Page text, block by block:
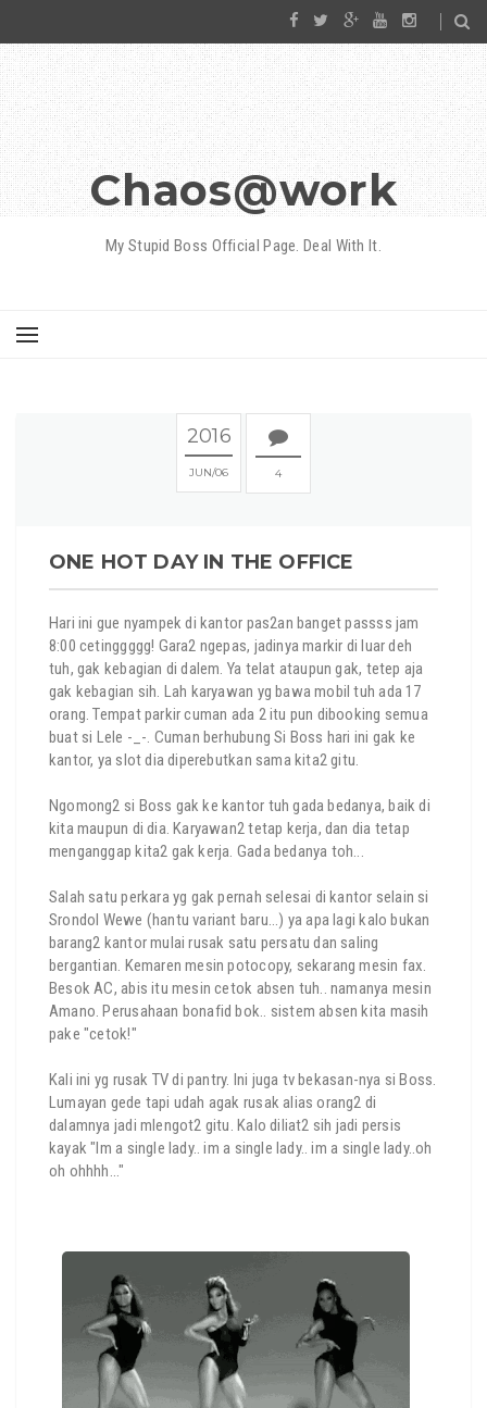
Chaos@work
My Stupid Boss Official Page. Deal With It.
2016
JUN 06 4
ONE HOT DAY IN THE OFFICE
Hari ini gue nyampek di kantor pas2an banget passss jam
8:00 cetinggggg! Gara2 ngepas, jadinya markir di luar deh
tuh, gak kebagian di dalem. Ya telat ataupun gak, tetep aja
gak kebagian sih. Lah karyawan yg bawa mobil tuh ada 17
orang. Tempat parkir cuman ada 2 itu pun dibooking semua
buat si Lele -_-. Cuman berhubung Si Boss hari ini gak ke
kantor, ya slot dia diperebutkan sama kita2 gitu.
Ngomong2 si Boss gak ke kantor tuh gada bedanya, baik di
kita maupun di dia. Karyawan2 tetap kerja, dan dia tetap
menganggap kita2 gak kerja. Gada bedanya toh...
Salah satu perkara yg gak pernah selesai di kantor selain si
Srondol Wewe (hantu variant baru...) ya apa lagi kalo bukan
barang2 kantor mulai rusak satu persatu dan saling
bergantian. Kemaren mesin potocopy, sekarang mesin fax.
Besok AC, abis itu mesin cetok absen tuh.. namanya mesin
Amano. Perusahaan bonafid bok.. sistem absen kita masih
pake "cetok!"
Kali ini yg rusak TV di pantry. Ini juga tv bekasan-nya si Boss.
Lumayan gede tapi udah agak rusak alias orang2 di
dalamnya jadi mlengot2 gitu. Kalo diliat2 sih jadi persis
kayak "Im a single lady.. im a single lady.. im a single lady..oh
oh ohhhh..."